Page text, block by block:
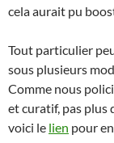
cela aurait pu
Tout particulier
sous plusieurs
Comme nous
et curatif, pas plus
voici le lien pour